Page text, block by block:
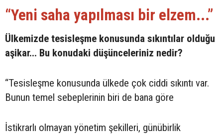
“Yeni saha yapılması bir elzem...”
Ülkemizde tesisleşme konusunda sıkıntılar olduğu
aşikar... Bu konudaki düşünceleriniz nedir?
“Tesisleşme konusunda ülkede çok ciddi sıkıntı var.
Bunun temel sebeplerinin biri de bana göre
İstikrarlı olmayan yönetim şekilleri, günübirlik